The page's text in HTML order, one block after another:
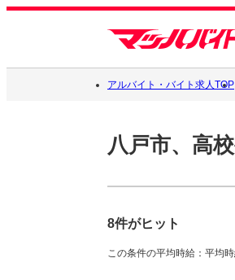
アルバイト・バイト求人TOP
八戸市、高
8件がヒット
この条件の平均時給：平均